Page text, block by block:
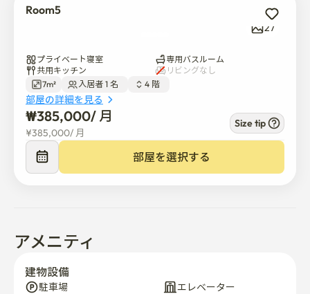
寝具セット(毛布&枕)レンタル:20,000ウォン
月駐車可能:月5万ウォン(最大3台)
建物の中に大きな駐車場があります。
建物にはエレベーターが設置されています。
暖かくて静かでとても清潔です。
内装は全面改装でおしゃれです。
りません。
B The Stayには、檀国大学のキャンパスに直行するバス
がある、建物のすぐ前にバス停があります。
各部署の建物にバスが止まり、檀国大学の学生たちがこ
Room5
27
プライベート寝室
専用バスルーム
共用キッチン
リビングなし
7m²
入居者 1 名 4 階
部屋の詳細を見る
₩385,000/ 月
¥385,000/ 月
Size tip
部屋を選択する
アメニティ
建物設備
駐車場 エレベーター